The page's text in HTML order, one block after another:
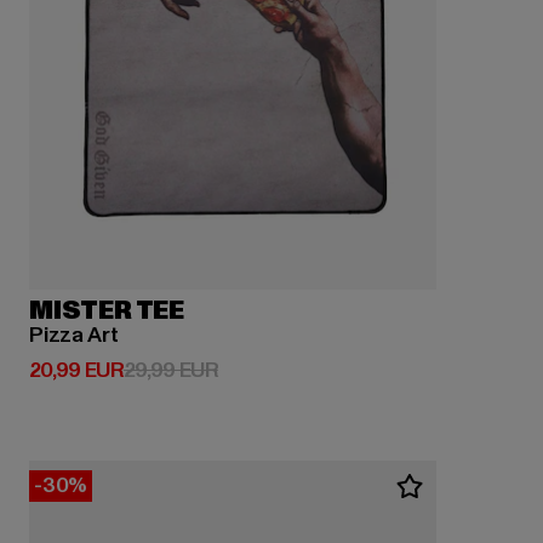
MISTER TEE
Pizza Art
20,99 EUR
Derzeitiger Preis: 20,99 EUR
29,99 EURAktionspreis: 29,99 EUR
-30%